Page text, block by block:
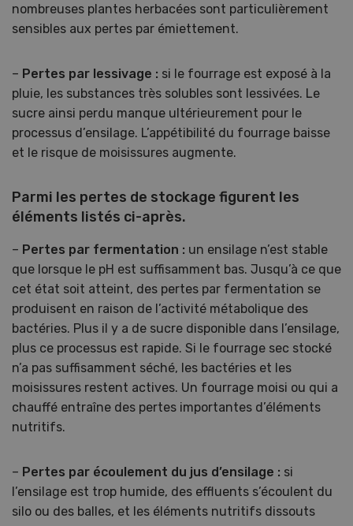
nombreuses plantes herbacées sont particulièrement
sensibles aux pertes par émiettement.
– Pertes par lessivage : si le fourrage est exposé à la
pluie, les substances très solubles sont lessivées. Le
sucre ainsi perdu manque ultérieurement pour le
processus d’ensilage. L’appétibilité du fourrage baisse
et le risque de moisissures augmente.
Parmi les pertes de stockage figurent les
éléments listés ci-après.
– Pertes par fermentation : un ensilage n’est stable
que lorsque le pH est suffisamment bas. Jusqu’à ce que
cet état soit atteint, des pertes par fermentation se
produisent en raison de l’activité métabolique des
bactéries. Plus il y a de sucre disponible dans l’ensilage,
plus ce processus est rapide. Si le fourrage sec stocké
n’a pas suffisamment séché, les bactéries et les
moisissures restent actives. Un fourrage moisi ou qui a
chauffé entraîne des pertes importantes d’éléments
nutritifs.
– Pertes par écoulement du jus d’ensilage : si
l’ensilage est trop humide, des effluents s’écoulent du
silo ou des balles, et les éléments nutritifs dissouts